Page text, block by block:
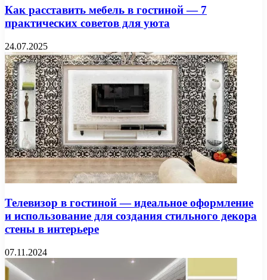
Как расставить мебель в гостиной — 7
практических советов для уюта
24.07.2025
Телевизор в гостиной — идеальное оформление
и использование для создания стильного декора
стены в интерьере
07.11.2024